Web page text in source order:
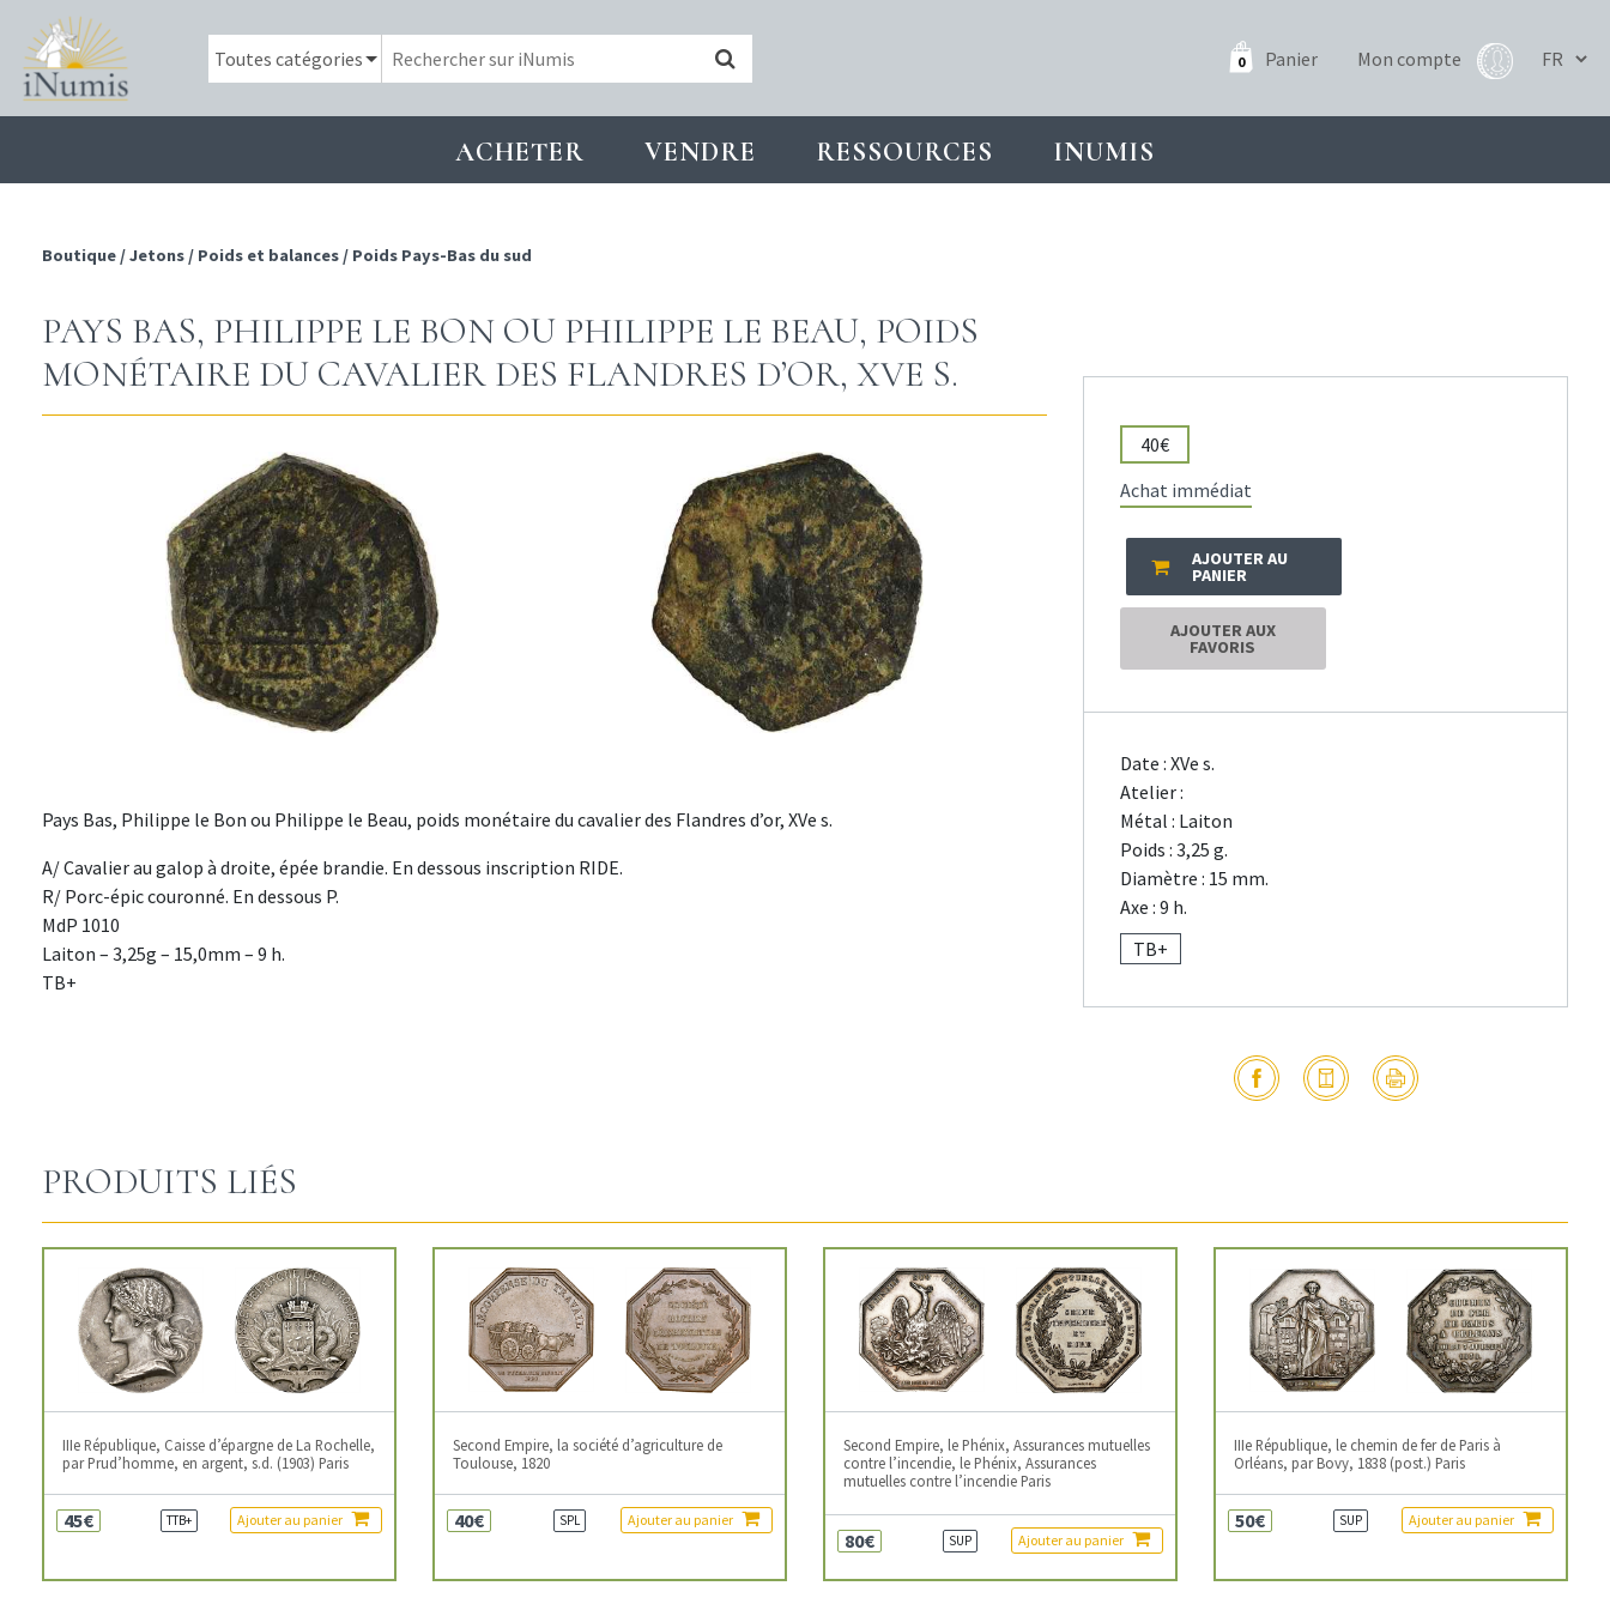
0 Panier Mon compte
ACHETER VENDRE RESSOURCES INUMIS
Boutique /Jetons / Poids et balances / Poids Pays-Bas du sud
PAYS BAS, PHILIPPE LE BON OU PHILIPPE LE BEAU, POIDS
MONÉTAIRE DU CAVALIER DES FLANDRES D’OR, XVE S.
Pays Bas, Philippe le Bon ou Philippe le Beau, poids monétaire du cavalier des Flandres d’or, XVe s.
A/ Cavalier au galop à droite, épée brandie. En dessous inscription RIDE.
R/ Porc-épic couronné. En dessous P.
MdP 1010
Laiton – 3,25g – 15,0mm – 9 h.
TB+
40€
Achat immédiat
AJOUTER AU
PANIER
AJOUTER AUX
FAVORIS
Date : XVe s.
Atelier :
Métal : Laiton
Poids : 3,25 g.
Diamètre : 15 mm.
Axe : 9 h.
TB+
PRODUITS LIÉS
IIIe République, Caisse d’épargne de La Rochelle,
par Prud’homme, en argent, s.d. (1903) Paris
45€ TTB+ Ajouter au panier
Second Empire, la société d’agriculture de
Toulouse, 1820
40€ SPL Ajouter au panier
Second Empire, le Phénix, Assurances mutuelles
contre l’incendie, le Phénix, Assurances
mutuelles contre l’incendie Paris
80€ SUP Ajouter au panier
IIIe République, le chemin de fer de Paris à
Orléans, par Bovy, 1838 (post.) Paris
50€ SUP Ajouter au panier